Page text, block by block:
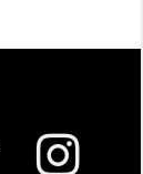
Instagram